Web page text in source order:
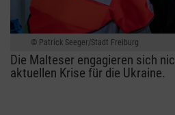
Patrick Seeger/Stadt Freiburg
Die Malteser engagieren sich
aktuellen Krise für die Ukraine.